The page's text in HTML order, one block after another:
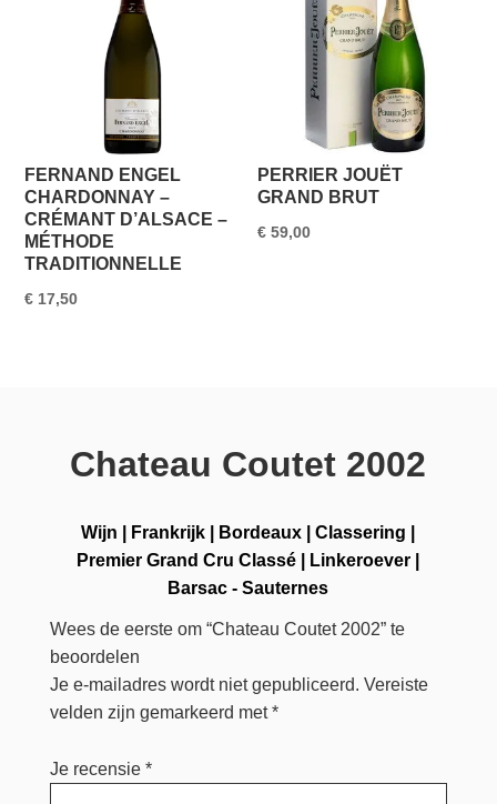
FERNAND ENGEL
CHARDONNAY –
CRÉMANT D’ALSACE –
MÉTHODE
TRADITIONNELLE
€ 17,50
PERRIER JOUËT
GRAND BRUT
€ 59,00
Chateau Coutet 2002
Wijn Frankrijk Bordeaux |Classering
Premier Grand Cru Classé
Linkeroever
Barsac - Sauternes
Wees de eerste om “Chateau Coutet 2002” te
beoordelen
Je e-mailadres wordt niet gepubliceerd. Vereiste
velden zijn gemarkeerd met*
Je recensie *